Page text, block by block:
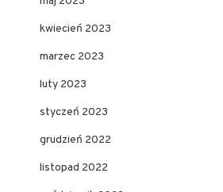
kwiecień 2023
marzec 2023
luty 2023
styczeń 2023
grudzień 2022
listopad 2022